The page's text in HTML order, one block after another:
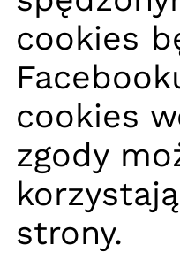
cookies
cookies
zgody
strony.